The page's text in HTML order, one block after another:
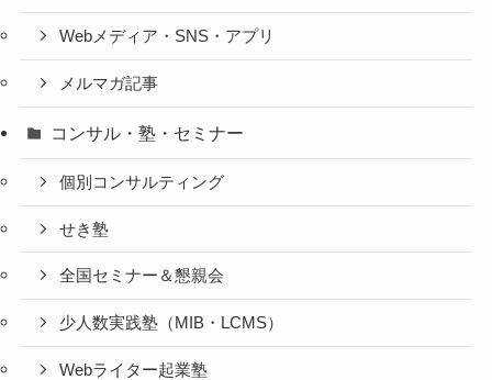
Webメディア・SNS・アプリ
メルマガ記事
コンサル・塾・セミナー
個別コンサルティング
せき塾
全国セミナー＆懇親会
少人数実践塾（MIB・LCMS）
Webライター起業塾